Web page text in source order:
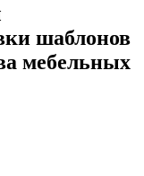
шаблонов
мебельных